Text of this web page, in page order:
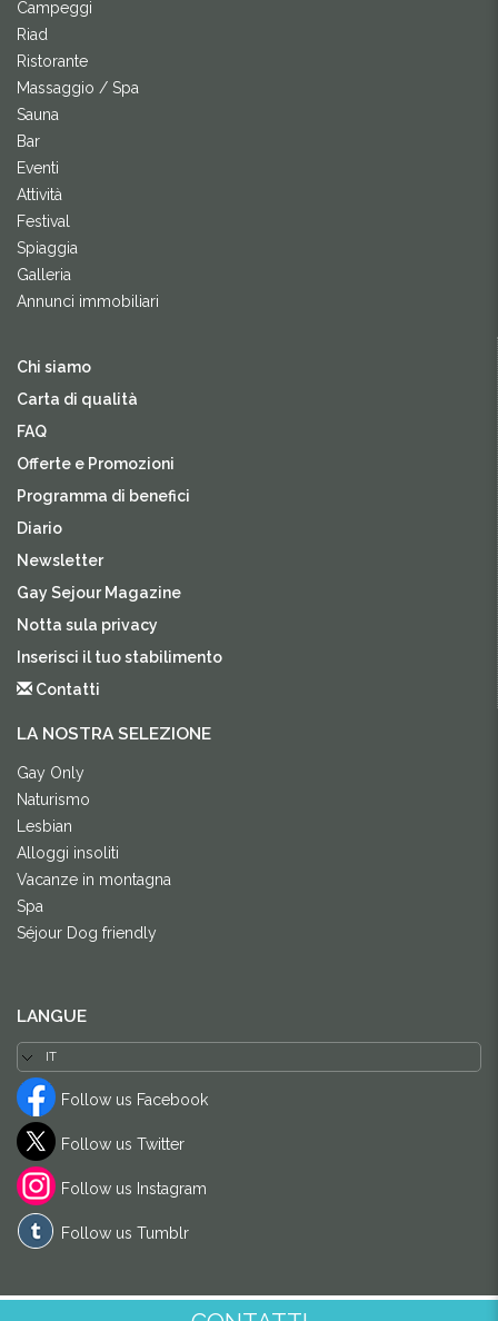
Campeggi
Riad
Ristorante
Massaggio / Spa
Sauna
Bar
Eventi
Attività
Festival
Spiaggia
Galleria
Annunci immobiliari
Chi siamo
Carta di qualità
FAQ
Offerte e Promozioni
Programma di benefici
Diario
Newsletter
Gay Sejour Magazine
Notta sula privacy
Inserisci il tuo stabilimento
Contatti
LA NOSTRA SELEZIONE
Gay Only
Naturismo
Lesbian
Alloggi insoliti
Vacanze in montagna
Spa
Séjour Dog friendly
LANGUE
Follow us Facebook
Follow us Twitter
Follow us Instagram
Follow us Tumblr